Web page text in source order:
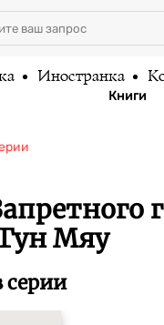
Иностранка
Книги
Мяу
серии